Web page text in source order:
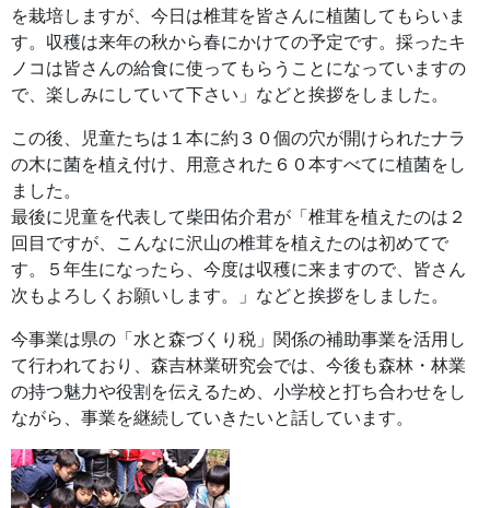
を栽培しますが、今日は椎茸を皆さんに植菌してもらいま
す。収穫は来年の秋から春にかけての予定です。採ったキ
ノコは皆さんの給食に使ってもらうことになっていますの
で、楽しみにしていて下さい」などと挨拶をしました。
この後、児童たちは１本に約３０個の穴が開けられたナラ
の木に菌を植え付け、用意された６０本すべてに植菌をし
ました。
最後に児童を代表して柴田佑介君が「椎茸を植えたのは２
回目ですが、こんなに沢山の椎茸を植えたのは初めてで
す。５年生になったら、今度は収穫に来ますので、皆さん
次もよろしくお願いします。」などと挨拶をしました。
今事業は県の「水と森づくり税」関係の補助事業を活用し
て行われており、森吉林業研究会では、今後も森林・林業
の持つ魅力や役割を伝えるため、小学校と打ち合わせをし
ながら、事業を継続していきたいと話しています。